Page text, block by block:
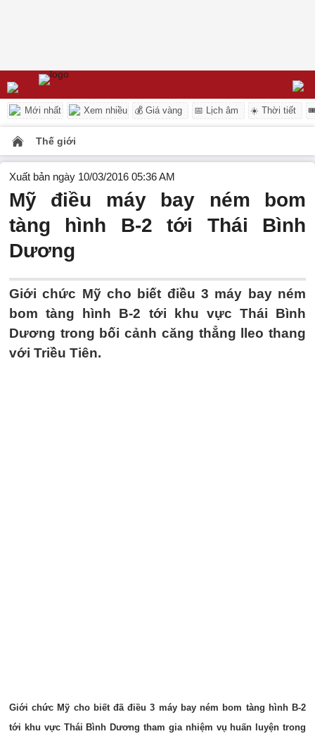
Mới nhất Xem nhiều 💰 Giá vàng 📅 Lịch âm ☀️ Thời tiết
Thế giới
Xuất bản ngày 10/03/2016 05:36 AM
Mỹ điều máy bay ném bom
tàng hình B-2 tới Thái Bình
Dương
Giới chức Mỹ cho biết điều 3 máy bay ném
bom tàng hình B-2 tới khu vực Thái Bình
Dương trong bối cảnh căng thẳng lleo thang
với Triều Tiên.
Giới chức Mỹ cho biết đã điều 3 máy bay ném bom tàng hình B-2
tới khu vực Thái Bình Dương tham gia nhiệm vụ huấn luyện trong